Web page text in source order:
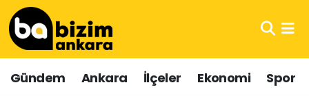
Gündem Ankara İlçeler Ekonomi Spor
Hava Durumu
Trafik Durumu